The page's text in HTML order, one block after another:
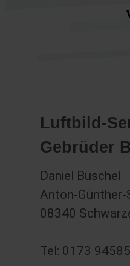
Luftbild-
Gebrüder
Daniel Büschel
Anton-Günther-
08340
Tel: 0173